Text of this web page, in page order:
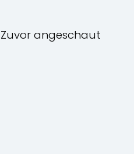
Zuvor angeschaut